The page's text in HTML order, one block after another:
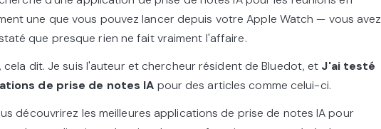
une que vous pouvez lancer depuis votre Apple Watch — vous avez
que presque rien ne fait vraiment l'affaire.
cela dit. Je suis l'auteur et chercheur résident de Bluedot, et J'ai testé
de prise de notes IA pour des articles comme celui-ci.
découvrirez les meilleures applications de prise de notes IA pour